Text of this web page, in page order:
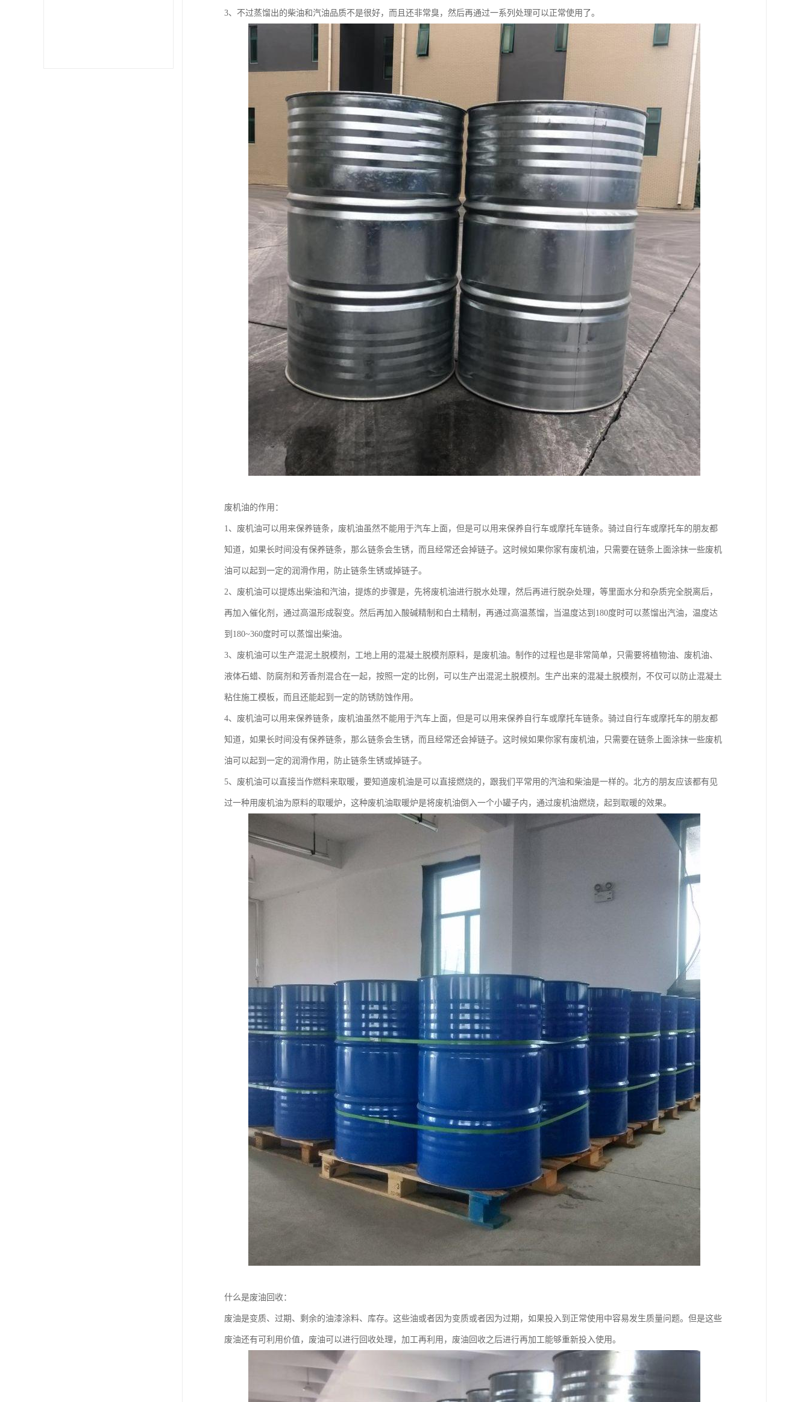
3、不过蒸馏出的柴油和汽油品质不是很好，而且还非常臭，然后再通过一系列处理可以正常使用了。
废机油的作用：
1、废机油可以用来保养链条，废机油虽然不能用于汽车上面，但是可以用来保养自行车或摩托车链条。骑过自行车或摩托车的朋友都
知道，如果长时间没有保养链条，那么链条会生锈，而且经常还会掉链子。这时候如果你家有废机油，只需要在链条上面涂抹一些废机
油可以起到一定的润滑作用，防止链条生锈或掉链子。
2、废机油可以提炼出柴油和汽油，提炼的步骤是，先将废机油进行脱水处理，然后再进行脱杂处理，等里面水分和杂质完全脱离后，
再加入催化剂，通过高温形成裂变。然后再加入酸碱精制和白土精制，再通过高温蒸馏，当温度达到180度时可以蒸馏出汽油，温度达
到180~360度时可以蒸馏出柴油。
3、废机油可以生产混泥土脱模剂，工地上用的混凝土脱模剂原料，是废机油。制作的过程也是非常简单，只需要将植物油、废机油、
液体石蜡、防腐剂和芳香剂混合在一起，按照一定的比例，可以生产出混泥土脱模剂。生产出来的混凝土脱模剂，不仅可以防止混凝土
粘住施工模板，而且还能起到一定的防锈防蚀作用。
4、废机油可以用来保养链条，废机油虽然不能用于汽车上面，但是可以用来保养自行车或摩托车链条。骑过自行车或摩托车的朋友都
知道，如果长时间没有保养链条，那么链条会生锈，而且经常还会掉链子。这时候如果你家有废机油，只需要在链条上面涂抹一些废机
油可以起到一定的润滑作用，防止链条生锈或掉链子。
5、废机油可以直接当作燃料来取暖，要知道废机油是可以直接燃烧的，跟我们平常用的汽油和柴油是一样的。北方的朋友应该都有见
过一种用废机油为原料的取暖炉，这种废机油取暖炉是将废机油倒入一个小罐子内，通过废机油燃烧，起到取暖的效果。
什么是废油回收：
废油是变质、过期、剩余的油漆涂料、库存。这些油或者因为变质或者因为过期，如果投入到正常使用中容易发生质量问题。但是这些
废油还有可利用价值，废油可以进行回收处理，加工再利用，废油回收之后进行再加工能够重新投入使用。